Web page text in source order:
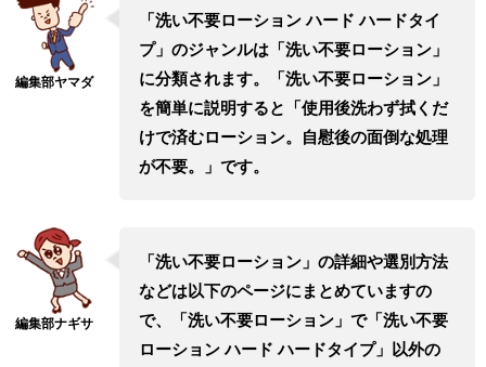
「洗い不要ローション ハード ハードタイ
プ」のジャンルは「洗い不要ローション」
に分類されます。「洗い不要ローション」
を簡単に説明すると「使用後洗わず拭くだ
けで済むローション。自慰後の面倒な処理
が不要。」です。
「洗い不要ローション」の詳細や選別方法
などは以下のページにまとめていますの
で、「洗い不要ローション」で「洗い不要
ローション ハード ハードタイプ」以外の